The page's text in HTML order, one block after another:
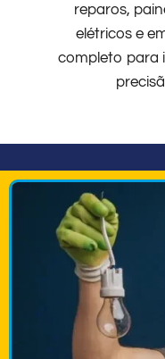
reparos,
elétricos e
completo para